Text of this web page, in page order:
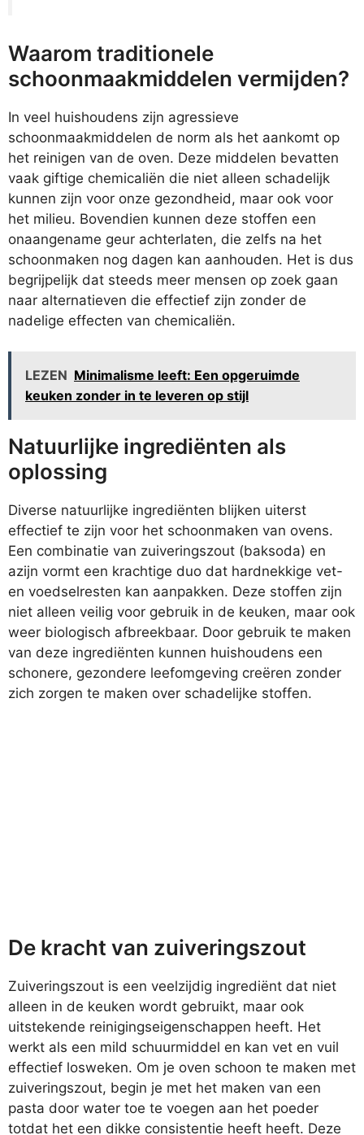
Waarom traditionele
schoonmaakmiddelen vermijden?
In veel huishoudens zijn agressieve
schoonmaakmiddelen de norm als het aankomt op
het reinigen van de oven. Deze middelen bevatten
vaak giftige chemicaliën die niet alleen schadelijk
kunnen zijn voor onze gezondheid, maar ook voor
het milieu. Bovendien kunnen deze stoffen een
onaangename geur achterlaten, die zelfs na het
schoonmaken nog dagen kan aanhouden. Het is dus
begrijpelijk dat steeds meer mensen op zoek gaan
naar alternatieven die effectief zijn zonder de
nadelige effecten van chemicaliën.
LEZEN Minimalisme leeft: Een opgeruimde
keuken zonder in te leveren op stijl
Natuurlijke ingrediënten als
oplossing
Diverse natuurlijke ingrediënten blijken uiterst
effectief te zijn voor het schoonmaken van ovens.
Een combinatie van zuiveringszout (baksoda) en
azijn vormt een krachtige duo dat hardnekkige vet-
en voedselresten kan aanpakken. Deze stoffen zijn
niet alleen veilig voor gebruik in de keuken, maar ook
weer biologisch afbreekbaar. Door gebruik te maken
van deze ingrediënten kunnen huishoudens een
schonere, gezondere leefomgeving creëren zonder
zich zorgen te maken over schadelijke stoffen.
De kracht van zuiveringszout
Zuiveringszout is een veelzijdig ingrediënt dat niet
alleen in de keuken wordt gebruikt, maar ook
uitstekende reinigingseigenschappen heeft. Het
werkt als een mild schuurmiddel en kan vet en vuil
effectief losweken. Om je oven schoon te maken met
zuiveringszout, begin je met het maken van een
pasta door water toe te voegen aan het poeder
totdat het een dikke consistentie heeft heeft. Deze